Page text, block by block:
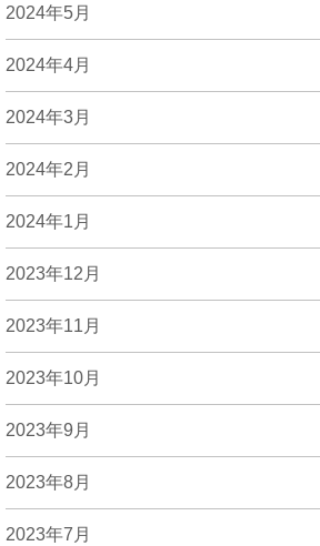
2024年5月
2024年4月
2024年3月
2024年2月
2024年1月
2023年12月
2023年11月
2023年10月
2023年9月
2023年8月
2023年7月